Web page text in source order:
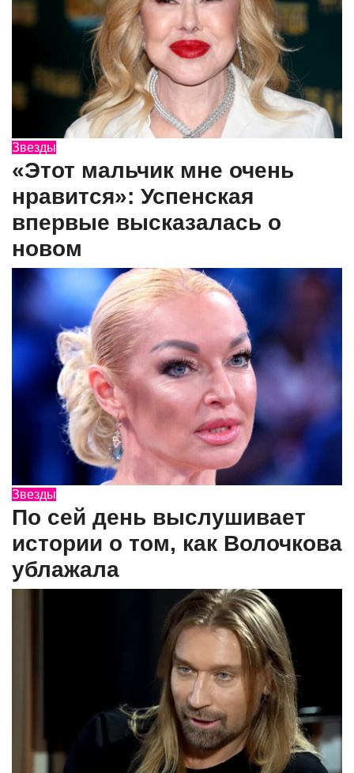
Звезды
«Этот мальчик мне очень
нравится»: Успенская
впервые высказалась о
новом
Звезды
По сей день выслушивает
истории о том, как Волочкова
ублажала